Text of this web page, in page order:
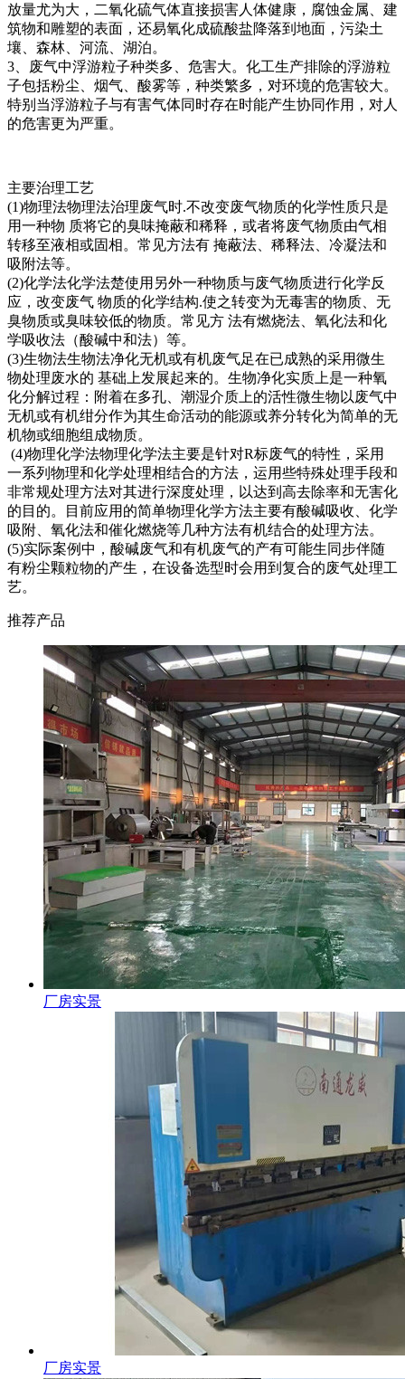
放量尤为大，二氧化硫气体直接损害人体健康，腐蚀金属、建
筑物和雕塑的表面，还易氧化成硫酸盐降落到地面，污染土
壤、森林、河流、湖泊。
3、废气中浮游粒子种类多、危害大。化工生产排除的浮游粒
子包括粉尘、烟气、酸雾等，种类繁多，对环境的危害较大。
特别当浮游粒子与有害气体同时存在时能产生协同作用，对人
的危害更为严重。
主要治理工艺
(1)物理法物理法治理废气时.不改变废气物质的化学性质只是
用一种物 质将它的臭味掩蔽和稀释，或者将废气物质由气相
转移至液相或固相。常见方法有 掩蔽法、稀释法、冷凝法和
吸附法等。
(2)化学法化学法楚使用另外一种物质与废气物质进行化学反
应，改变废气 物质的化学结构.使之转变为无毒害的物质、无
臭物质或臭味较低的物质。常见方 法有燃烧法、氧化法和化
学吸收法（酸碱中和法）等。
(3)生物法生物法净化无机或有机废气足在已成熟的采用微生
物处理废水的 基础上发展起来的。生物净化实质上是一种氧
化分解过程：附着在多孔、潮湿介质上的活性微生物以废气中
无机或有机绀分作为其生命活动的能源或养分转化为简单的无
机物或细胞组成物质。
(4)物理化学法物理化学法主要是针对R标废气的特性，采用
一系列物理和化学处理相结合的方法，运用些特殊处理手段和
非常规处理方法对其进行深度处理，以达到高去除率和无害化
的目的。目前应用的简单物理化学方法主要有酸碱吸收、化学
吸附、氧化法和催化燃烧等几种方法有机结合的处理方法。
(5)实际案例中，酸碱废气和有机废气的产有可能生同步伴随
有粉尘颗粒物的产生，在设备选型时会用到复合的废气处理工
艺。
推荐产品
厂房实景
厂房实景